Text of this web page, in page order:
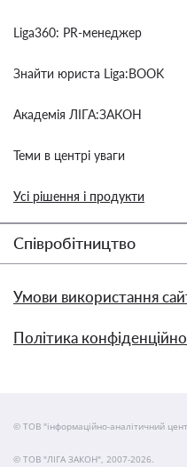
Liga360: PR-менеджер
Знайти юриста Liga:BOOK
Академія ЛІГА:ЗАКОН
Теми в центрі уваги
Усі рішення і продукти
Співробітництво
Умови використання
Політика
© ТОВ "інформаційно-аналітичний
© ТОВ "ЛІГА ЗАКОН", 2007-2026.